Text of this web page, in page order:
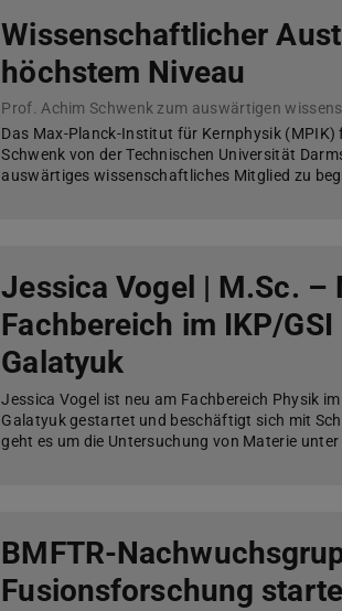
Wissenschaftlicher
höchstem Niveau
Das Max-Planck-Institut für Kernphysik (MPIK)
Schwenk von der Technischen Universität
auswärtiges wissenschaftliches Mitglied zu
Jessica Vogel | M.Sc. –
Fachbereich im IKP/GSI
Galatyuk
Jessica Vogel ist neu am Fachbereich Physik
Galatyuk gestartet und beschäftigt sich mit
geht es um die Untersuchung von Materie
BMFTR-
Fusionsforschung